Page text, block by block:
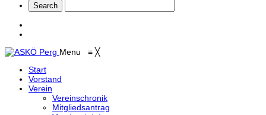
Menu ≡ ╳
Start
Vorstand
Verein
Vereinschronik
Mitgliedsantrag